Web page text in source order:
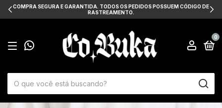
COMPRA SEGURA E GARANTIDA. TODOS OS PEDIDOS POSSUEM CÓDIGO DE
RASTREAMENTO.
0